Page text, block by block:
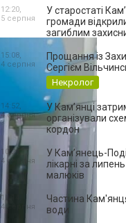
У старостаті
громади
загиблим
12:20,
5 серпня
Прощання із
Сергієм
Некролог
15:08,
4 серпня
У Кам’янці
організували
кордон
14:52,
4 серпня
У Кам’янець-
лікарні за
малюків
10:24,
4 серпня
Частина
води
10:14,
4 серпня